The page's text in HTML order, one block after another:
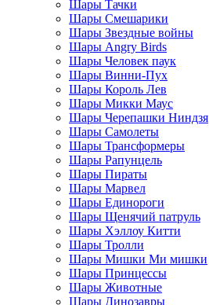
Шары Тачки
Шары Смешарики
Шары Звездные войны
Шары Angry Birds
Шары Человек паук
Шары Винни-Пух
Шары Король Лев
Шары Микки Маус
Шары Черепашки Ниндзя
Шары Самолеты
Шары Трансформеры
Шары Рапунцель
Шары Пираты
Шары Марвел
Шары Единороги
Шары Щенячий патруль
Шары Хэллоу Китти
Шары Тролли
Шары Мишки Ми мишки
Шары Принцессы
Шары Животные
Шары Динозавры